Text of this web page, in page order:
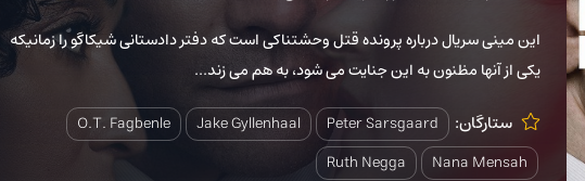
مستند
موزیک
موزیکال
ورزشی
موزیک
ورزشی
سریال درباره پرونده قتل وحشتناکی است که دفتر دادستانی شیکاگو را زمانیکه
مظنون به این جنایت می شود، به هم می زند...
Peter Sarsgaard
Jake Gyllenhaal
O.T. Fagbenle
Nana
Ruth Negga